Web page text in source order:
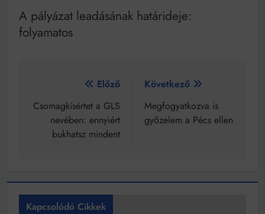
A pályázat leadásának határideje:
folyamatos
Bejegyzés
navigáció
Előző
Csomagkísértet a GLS
nevében: ennyiért
bukhatsz mindent
Következő
Megfogyatkozva is
győzelem a Pécs ellen
Kapcsolódó Cikkek